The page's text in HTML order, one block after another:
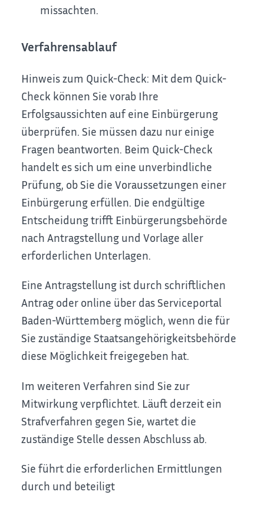
missachten.
Verfahrensablauf
Hinweis zum Quick-Check: Mit dem Quick-
Check können Sie vorab Ihre
Erfolgsaussichten auf eine Einbürgerung
überprüfen. Sie müssen dazu nur einige
Fragen beantworten. Beim Quick-Check
handelt es sich um eine unverbindliche
Prüfung, ob Sie die Voraussetzungen einer
Einbürgerung erfüllen. Die endgültige
Entscheidung trifft Einbürgerungsbehörde
nach Antragstellung und Vorlage aller
erforderlichen Unterlagen.
Eine Antragstellung ist durch schriftlichen
Antrag oder online über das Serviceportal
Baden-Württemberg möglich, wenn die für
Sie zuständige Staatsangehörigkeitsbehörde
diese Möglichkeit freigegeben hat.
Im weiteren Verfahren sind Sie zur
Mitwirkung verpflichtet. Läuft derzeit ein
Strafverfahren gegen Sie, wartet die
zuständige Stelle dessen Abschluss ab.
Sie führt die erforderlichen Ermittlungen
durch und beteiligt